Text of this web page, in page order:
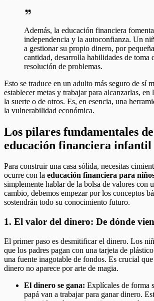
Además, la educación financiera
independencia y la autoconfianza. Un
a gestionar su propio dinero, por
cantidad, desarrolla habilidades de toma
resolución de problemas.
Esto se traduce en un adulto más seguro de sí
establecer metas y trabajar para alcanzarlas, en
la suerte o de otros. Es, en esencia, una
la vulnerabilidad económica.
Los pilares fundamentales
educación financiera infantil
Para construir una casa sólida, necesitas
ocurre con la educación financiera para
simplemente hablar de la bolsa de valores con
cambio, debemos empezar por los conceptos
sostendrán todo su conocimiento futuro.
1. El valor del dinero: De dónde
El primer paso es desmitificar el dinero. Los
que los padres pagan con una tarjeta de
una fuente inagotable de fondos. Es crucial
dinero no aparece por arte de magia.
El dinero se gana: Explícales de forma
papá van a trabajar para ganar dinero.